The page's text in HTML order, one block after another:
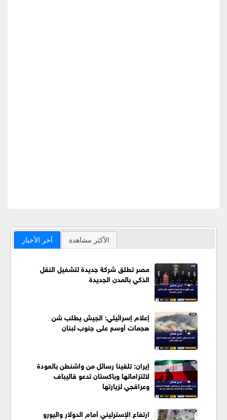
آخر الأخبار الأكثر مشاهدة
مصر تطلق شركة جديدة لتشغيل النقل
الذكي بالمدن الجديدة
إعلام إسرائيلي: الجيش يطلب شن
هجمات أوسع على جنوب لبنان
إيران: تلقينا رسائل من واشنطن بالعودة
لالتزاماتها وباكستان تدعو قاليباف
وعراقجي لزيارتها
ارتفاع الإسترليني أمام الدولار واليورو